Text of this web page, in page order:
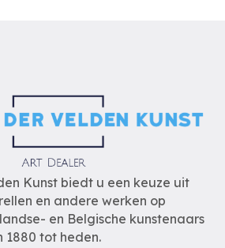
Kunst biedt u een keuze uit
en andere werken op
en Belgische kunstenaars
1880 tot heden.